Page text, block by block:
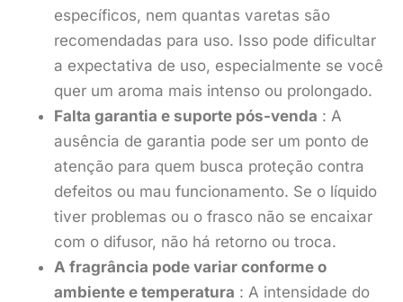
específicos, nem quantas varetas são
recomendadas para uso. Isso pode dificultar
a expectativa de uso, especialmente se você
quer um aroma mais intenso ou prolongado.
Falta garantia e suporte pós-venda : A
ausência de garantia pode ser um ponto de
atenção para quem busca proteção contra
defeitos ou mau funcionamento. Se o líquido
tiver problemas ou o frasco não se encaixar
com o difusor, não há retorno ou troca.
A fragrância pode variar conforme o
ambiente e temperatura : A intensidade do